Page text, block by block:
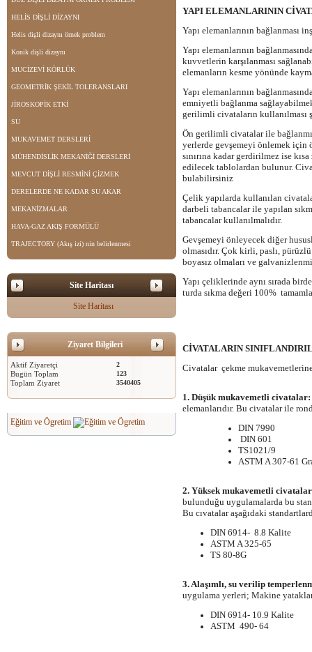
HELİS DİŞLİ DİZAYNI
Helis dişli dizaynı örnek problem
Konik dişli dizaynı
MUCİZEVİ KÖRLÜK
GEOMETRİK ŞEKİL TOLERANSLARI
JİROSKOPİK ETKİ
SU
MUKAVEMET DERSLERİ
MÜHENDİSLİK MEKANİĞİ DERSLERİ
MEVCUT DİŞLİ RESMİNİ ÇİZMEK
DERELERDE NE KADAR SU AKAR
MEKANİZMALAR
HAVA-GAZ AKIŞ FORMÜLÜ
TRAJECTORY (Akış izi) nin belirlenmesi
Site Haritası
Site Haritası
Ziyaret Bilgileri
Aktif Ziyaretçi 2
Bugün Toplam 123
Toplam Ziyaret 3540405
Eğitim ve Ögretim
YAPI ELEMANLARININ
Yapı elemanlarının bağlanması
Yapı elemanlarının
kuvvetlerin karşılanması
elemanların kesme yönünde
Yapı elemanlarının
emniyetli bağlanma
gerilimli civataların kullanılması
Ön gerilimli civatalar ile
yerlerde gevşemeyi önlemek için
sınırına kadar gerdirilmez ise
edilecek tablolardan bulunur.
bulabilirsiniz
Çelik yapılarda kullanılan
darbeli tabancalar ile yapılan
tabancalar kullanılmalıdır.
Gevşemeyi önleyecek diğer
olmasıdır. Çok kirli, paslı,
boyasız olmaları ve
Yapı çeliklerinde aynı sırada
turda sıkma değeri 100%
CİVATALARIN
Civatalar çekme
1. Düşük mukavemetli civatalar:
elemanlarıdır. Bu civatalar ile
DIN 7990
DIN 601
TS1021/9
ASTM A 307-61
2. Yüksek mukavemetli
bulunduğu uygulamalarda bu
Bu cıvatalar aşağıdaki
DIN 6914- 8.8 Kalite
ASTM A 325-65
TS 80-8G
3. Alaşımlı, su verilip
uygulama yerleri; Makine
DIN 6914- 10.9 Kalite
ASTM 490- 64